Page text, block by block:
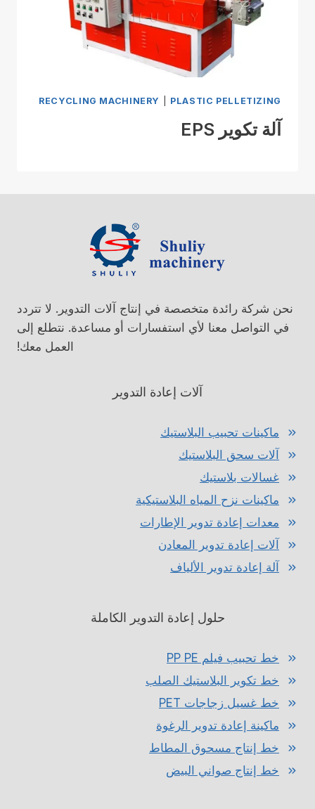
RECYCLING MACHINERY PLASTIC PELLETIZING
آلة تكوير EPS
نحن شركة رائدة متخصصة في إنتاج آلات التدوير. لا تتردد
في التواصل معنا لأي استفسارات أو مساعدة. نتطلع إلى
العمل معك!
آلات إعادة التدوير
ماكينات تحبيب البلاستيك
آلات سحق البلاستيك
غسالات بلاستيك
ماكينات نزح المياه البلاستيكية
معدات إعادة تدوير الإطارات
آلات إعادة تدوير المعادن
آلة إعادة تدوير الألياف
حلول إعادة التدوير الكاملة
خط تحبيب فيلم PP PE
خط تكوير البلاستيك الصلب
خط غسيل زجاجات PET
ماكينة إعادة تدوير الرغوة
خط إنتاج مسحوق المطاط
خط إنتاج صواني البيض